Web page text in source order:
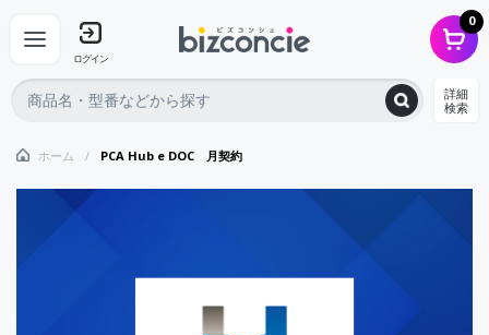
ログイン
0
詳細
検索
ホーム PCA Hub e DOC 月契約